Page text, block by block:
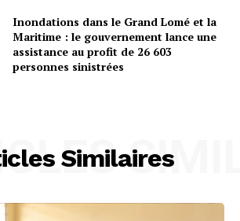
Inondations dans le Grand Lomé et la
Maritime : le gouvernement lance une
assistance au profit de 26 603
personnes sinistrées
Similaires